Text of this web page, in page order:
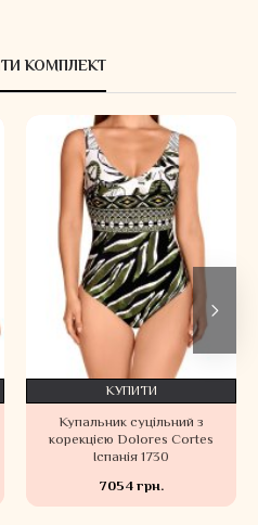
КОМПЛЕКТ
Купальник суцільний з
корекцією Dolores Cortes
Іспанія 1730
7054 грн.
КУПИТИ